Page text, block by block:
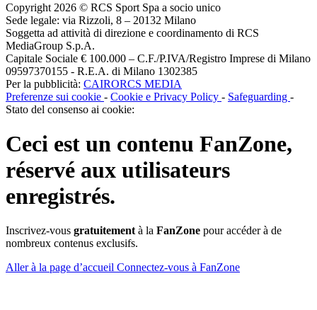
Copyright 2026 © RCS Sport Spa a socio unico
Sede legale: via Rizzoli, 8 – 20132 Milano
Soggetta ad attività di direzione e coordinamento di RCS
MediaGroup S.p.A.
Capitale Sociale € 100.000 – C.F./P.IVA/Registro Imprese di Milano
09597370155 - R.E.A. di Milano 1302385
Per la pubblicità: CAIRORCS MEDIA
Preferenze sui cookie - Cookie e Privacy Policy - Safeguarding -
Stato del consenso ai cookie:
Ceci est un contenu FanZone,
réservé aux utilisateurs
enregistrés.
Inscrivez-vous gratuitement à la FanZone pour accéder à de
nombreux contenus exclusifs.
Aller à la page d’accueil Connectez-vous à FanZone